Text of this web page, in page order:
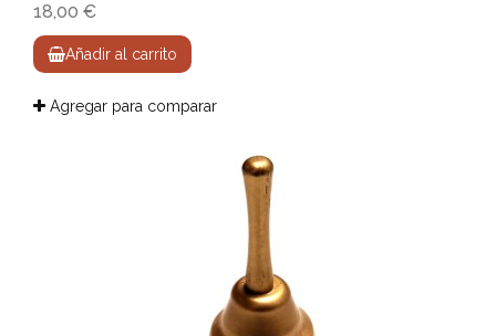
18,00 €
Añadir al carrito
Agregar para comparar